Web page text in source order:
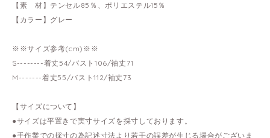
【素 材】テンセル85％、ポリエステル15％
【カラー】グレー
※※サイズ参考(cm)※※
S--------着丈54/バスト106/袖丈71
M-------着丈55/バスト112/袖丈73
【サイズについて】
●サイズは平置きで実寸サイズを採寸しております。
●手作業での採寸の為記述寸法より若干の誤差が生じる場合がございま